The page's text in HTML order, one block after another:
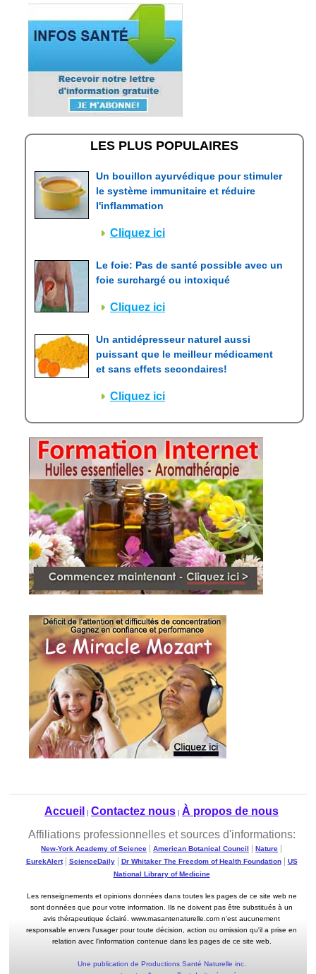
LES PLUS POPULAIRES
Un bouillon ayurvédique pour stimuler
le système immunitaire et réduire
l'inflammation
Cliquez ici
Le foie: Pas de santé possible avec un
foie surchargé ou intoxiqué
Cliquez ici
Un antidépresseur naturel aussi
puissant que le meilleur médicament
et sans effets secondaires!
Cliquez ici
Accueil | Contactez nous | À propos de nous
Affiliations professionnelles et sources d'informations:
New-York Academy of Science American Botanical Council Nature
EurekAlert| ScienceDaily| Dr Whitaker The Freedom of Health Foundation|
US
National Library of Medicine
Les renseignements et opinions données dans toutes les pages de ce site web ne
sont données que pour votre information. Ils ne doivent pas être substitués à un
avis thérapeutique éclairé. www.masantenaturelle.com n'est aucunement
responsable envers l'usager pour toute décision, action ou omission qu'il a prise en
relation avec l'information contenue dans les pages de ce site web.
Une publication de Productions Santé Naturelle inc.